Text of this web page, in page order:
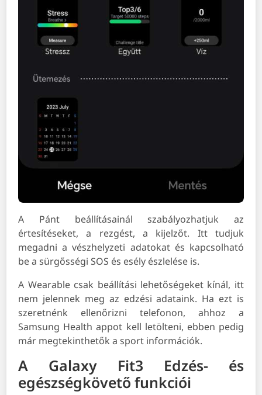
A Pánt beállításainál szabályozhatjuk az
értesítéseket, a rezgést, a kijelzőt. Itt tudjuk
megadni a vészhelyzeti adatokat és kapcsolható
be a sürgősségi SOS és esély észlelése is.
A Wearable csak beállítási lehetőségeket kínál, itt
nem jelennek meg az edzési adataink. Ha ezt is
szeretnénk ellenőrizni telefonon, ahhoz a
Samsung Health appot kell letölteni, ebben pedig
már megtekinthetők a sport információk.
A Galaxy Fit3 Edzés- és
egészségkövető funkciói